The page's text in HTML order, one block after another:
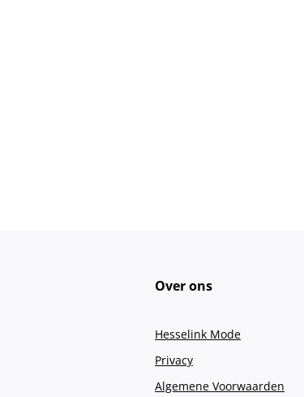
Over ons
Hesselink Mode
Privacy
Algemene Voorwaarden